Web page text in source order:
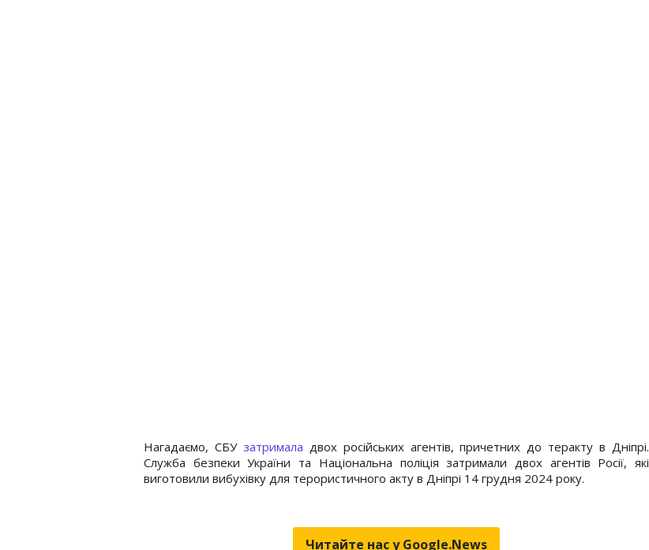
Нагадаємо, СБУ затримала двох російських агентів, причетних до теракту в Дніпрі.
Служба безпеки України та Національна поліція затримали двох агентів Росії, які
виготовили вибухівку для терористичного акту в Дніпрі 14 грудня 2024 року.
Читайте нас у Google.News